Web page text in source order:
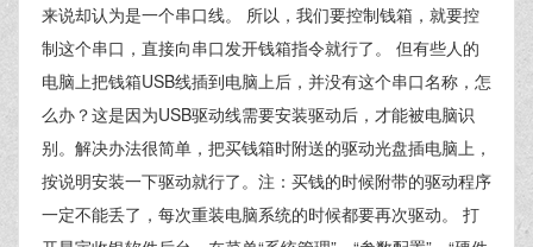
来说却认为是一个串口线。 所以，我们要控制钱箱，就要控
制这个串口，直接向串口发开钱箱指令就行了。 但有些人的
电脑上把钱箱USB线插到电脑上后，并没有这个串口名称，怎
么办？这是因为USB驱动线需要安装驱动后，才能被电脑识
别。解决办法很简单，把买钱箱时附送的驱动光盘插电脑上，
按说明安装一下驱动就行了。注：买钱的时候附带的驱动程序
一定不能丢了，每次重装电脑系统的时候都要再次驱动。 打